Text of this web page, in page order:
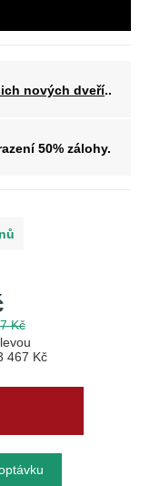
nových dveří..
50% zálohy.
Kč
467 Kč